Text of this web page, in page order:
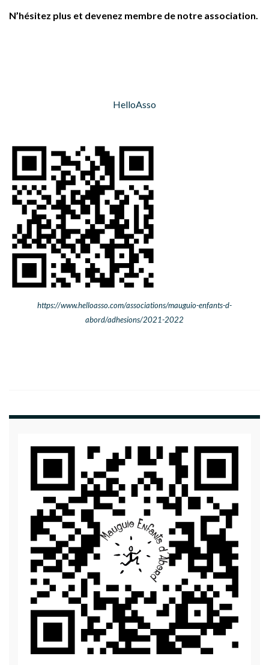
N’hésitez plus et devenez membre de notre association.
HelloAsso
https://www.helloasso.com/associations/mauguio-enfants-d-
abord/adhesions/2021-2022